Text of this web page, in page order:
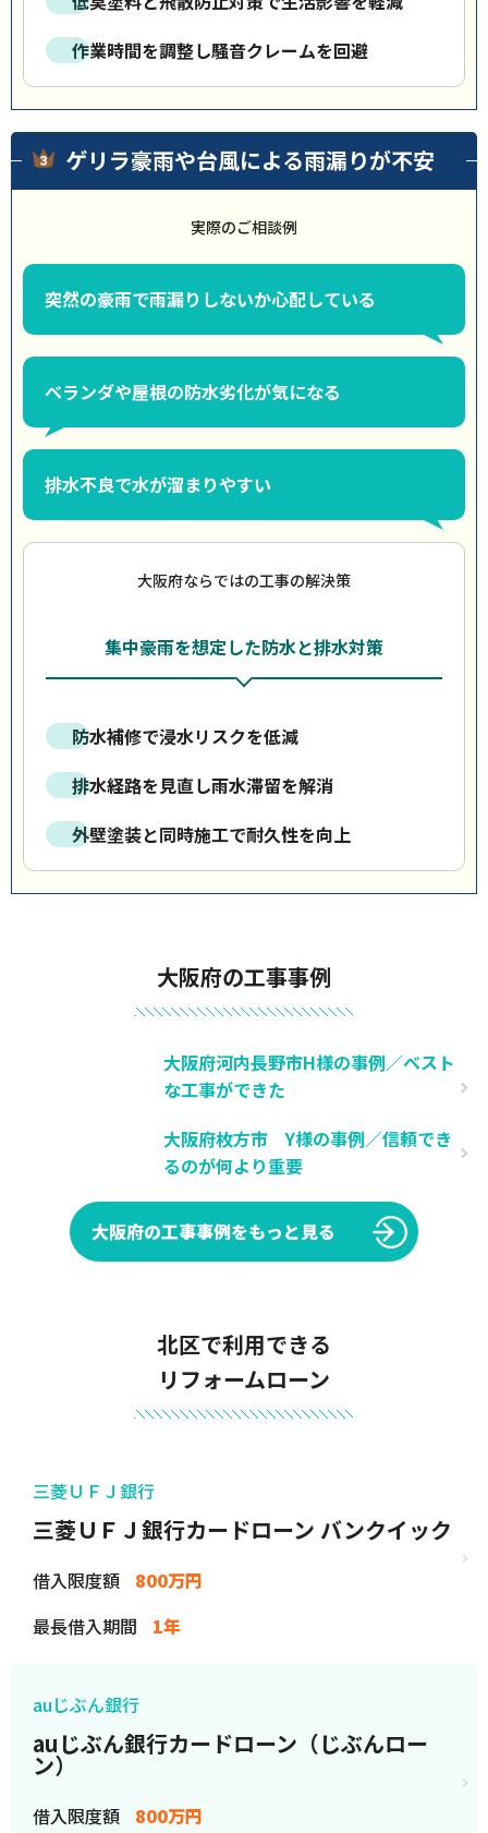
作業時間を調整し騒音クレームを回避
ゲリラ豪雨や台風による雨漏りが不安
実際のご相談例
突然の豪雨で雨漏りしないか心配している
ベランダや屋根の防水劣化が気になる
排水不良で水が溜まりやすい
大阪府ならではの工事の解決策
集中豪雨を想定した防水と排水対策
防水補修で浸水リスクを低減
排水経路を見直し雨水滞留を解消
外壁塗装と同時施工で耐久性を向上
大阪府の工事事例
大阪府河内長野市H様の事例／ベスト
な工事ができた
大阪府枚方市 Y様の事例／信頼でき
るのが何より重要
大阪府の工事事例をもっと見る
北区で利用できる
リフォームローン
三菱ＵＦＪ銀行
三菱ＵＦＪ銀行カードローン バンクイック
借入限度額
800万円
最長借入期間
1年
auじぶん銀行
auじぶん銀行カードローン（じぶんロー
ン）
借入限度額
800万円